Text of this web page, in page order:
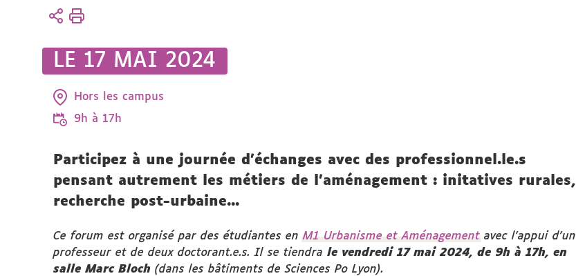
ici :
LE 17 MAI 2024
Hors les campus
9h à 17h
Participez à une journée d’échanges avec des professionnel.le.s
pensant autrement les métiers de l’aménagement : initatives rurales,
recherche post-urbaine...
Ce forum est organisé par des étudiantes enM1 Urbanisme et Aménagement avec l’appui d'un
professeur et de deux doctorant.e.s. Il se tiendra le vendredi 17 mai 2024, de 9h à 17h, en
salle Marc Bloch (dans les bâtiments de Sciences Po Lyon).